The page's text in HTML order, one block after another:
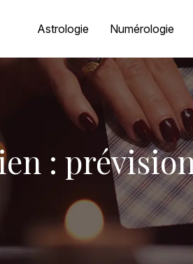
Astrologie Numérologie
: